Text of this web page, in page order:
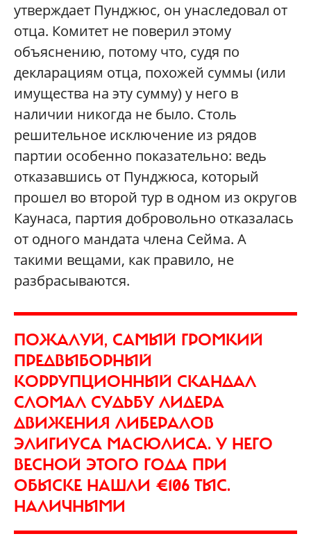
утверждает Пунджюс, он унаследовал от
отца. Комитет не поверил этому
объяснению, потому что, судя по
декларациям отца, похожей суммы (или
имущества на эту сумму) у него в
наличии никогда не было. Столь
решительное исключение из рядов
партии особенно показательно: ведь
отказавшись от Пунджюса, который
прошел во второй тур в одном из округов
Каунаса, партия добровольно отказалась
от одного мандата члена Сейма. А
такими вещами, как правило, не
разбрасываются.
ПОЖАЛУЙ, САМЫЙ ГРОМКИЙ
ПРЕДВЫБОРНЫЙ
КОРРУПЦИОННЫЙ СКАНДАЛ
СЛОМАЛ СУДЬБУ ЛИДЕРА
ДВИЖЕНИЯ ЛИБЕРАЛОВ
ЭЛИГИУСА МАСЮЛИСА. У НЕГО
ВЕСНОЙ ЭТОГО ГОДА ПРИ
ОБЫСКЕ НАШЛИ €106 ТЫС.
НАЛИЧНЫМИ